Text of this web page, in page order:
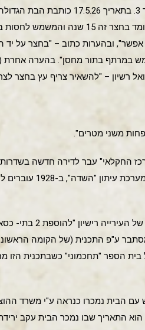
ביתו החל מתאריך זה והלאה בשדרות
הבניין של עירית תל-אביב. – בקשה: "רשיון
הועד הפועל ושלדירה
בתאריך 27.6.29 מקבל
לא ברור, עד שמסתבר ע"פ התכנית (של
הספר "תחכמוני" כשבתכנית הזו
הבית נמכרו כנראה ע"י משרד
ביפו" במחיר 1906 לירות, זה אומר שביום זה 26/8/31 הוא